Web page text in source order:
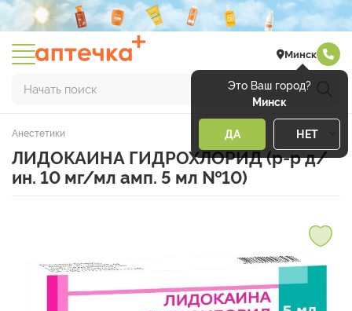
Минск
Это Ваш город?
Минск
ДА НЕТ
Начать поиск
Анестетики
ЛИДОКАИНА ГИДРОХЛОРИД (р-р д/
ин. 10 мг/мл амп. 5 мл №10)